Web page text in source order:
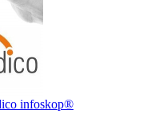
infoskop®